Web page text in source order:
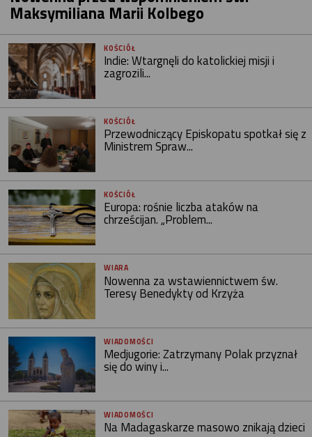
Maksymiliana Marii Kolbego
KOŚCIÓŁ
Indie: Wtargnęli do katolickiej misji i
zagrozili...
KOŚCIÓŁ
Przewodniczący Episkopatu spotkał się z
Ministrem Spraw...
KOŚCIÓŁ
Europa: rośnie liczba ataków na
chrześcijan. „Problem...
WIARA
Nowenna za wstawiennictwem św.
Teresy Benedykty od Krzyża
WIADOMOŚCI
Medjugorie: Zatrzymany Polak przyznał
się do winy i...
WIADOMOŚCI
Na Madagaskarze masowo znikają dzieci